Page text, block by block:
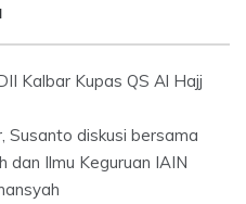
Kalbar Kupas QS Al Hajj
Susanto diskusi bersama
dan Ilmu Keguruan IAIN